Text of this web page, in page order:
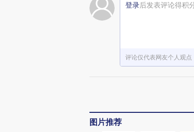
登录后发表评论得积
评论仅代表网友个人观
图片推荐